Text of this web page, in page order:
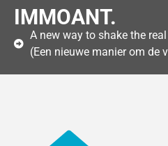
IMMOANT.
A new way to shake the
(Een nieuwe manier om de